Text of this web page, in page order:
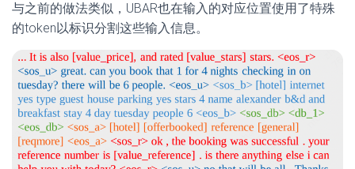
与之前的做法类似，UBAR也在输入的对应位置使用了特殊
的token以标识分割这些输入信息。